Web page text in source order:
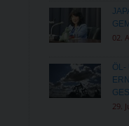
02.
ÖL-
29.